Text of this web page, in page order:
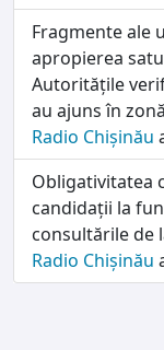
Fragmente ale
apropierea
Autoritățile
au ajuns în
Radio Chișinău
Obligativitatea
candidații la
consultările de
Radio Chișinău